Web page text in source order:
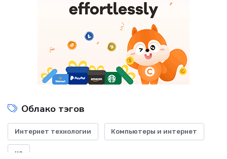
Облако тэгов
Интернет технологии Компьютеры и интернет
на